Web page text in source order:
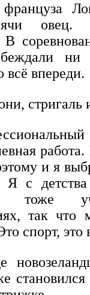
овец.
В
ни
всё впереди.
и я
Я с
так что
спорт, это